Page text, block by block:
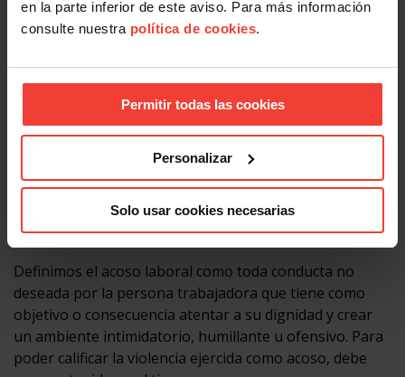
en la parte inferior de este aviso. Para más información
consulte nuestra política de cookies.
Permitir todas las cookies
Personalizar
Solo usar cookies necesarias
están relacionadas con el propio trabajo.
Violencia proveniente de los clientes a quienes se
Actuaciones violentas de compañeros o superiores
del propio lugar de trabajo
¿Qué se entiende por acoso laboral?
El acoso laboral es una forma de violencia en el trabajo,
que tiene un trato diferenciado por sus singulares
características.
Definimos el acoso laboral como toda conducta no
deseada por la persona trabajadora que tiene como
objetivo o consecuencia atentar a su dignidad y crear
un ambiente intimidatorio, humillante u ofensivo. Para
poder calificar la violencia ejercida como acoso, debe